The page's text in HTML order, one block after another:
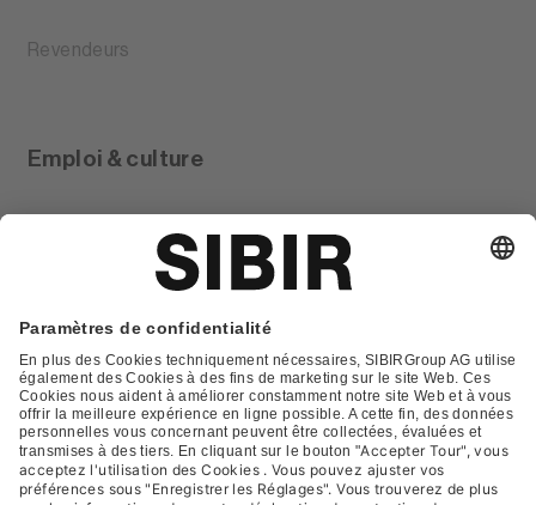
Revendeurs
Emploi & culture
Contact
FAQ